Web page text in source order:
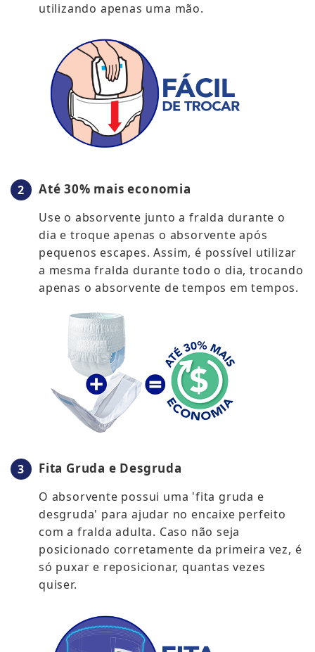
utilizando apenas uma mão.
Até 30% mais economia
Use o absorvente junto a fralda durante o
dia e troque apenas o absorvente após
pequenos escapes. Assim, é possível utilizar
a mesma fralda durante todo o dia, trocando
apenas o absorvente de tempos em tempos.
Fita Gruda e Desgruda
O absorvente possui uma 'fita gruda e
desgruda' para ajudar no encaixe perfeito
com a fralda adulta. Caso não seja
posicionado corretamente da primeira vez, é
só puxar e reposicionar, quantas vezes
quiser.